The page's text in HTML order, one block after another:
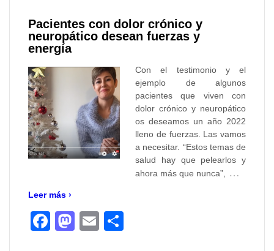
Pacientes con dolor crónico y
neuropático desean fuerzas y
energía
Con el testimonio y el
ejemplo de algunos
pacientes que viven con
dolor crónico y neuropático
os deseamos un año 2022
lleno de fuerzas. Las vamos
a necesitar. “Estos temas de
salud hay que pelearlos y
ahora más que nunca”,
…
Leer más ›
Facebook
Mastodon
Email